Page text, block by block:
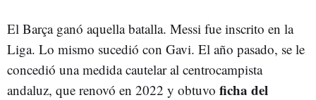
El Barça ganó aquella batalla. Messi fue inscrito en la
Liga. Lo mismo sucedió con Gavi. El año pasado, se le
concedió una medida cautelar al centrocampista
andaluz, que renovó en 2022 y obtuvo ficha del